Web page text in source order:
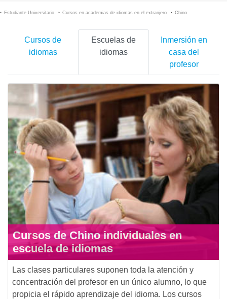
Estudiante Universitario Cursos en academias de idiomas en el extranjero Chino
Cursos de
idiomas
Escuelas de
idiomas
Inmersión en
casa del
profesor
Cursos de Chino individuales en
escuela de idiomas
Las clases particulares suponen toda la atención y
concentración del profesor en un único alumno, lo que
propicia el rápido aprendizaje del idioma. Los cursos